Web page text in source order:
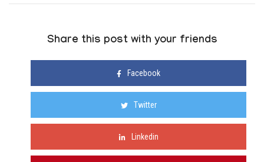
Share this post with your friends
Facebook
Twitter
Linkedin